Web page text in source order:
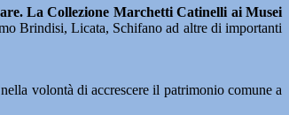
La Collezione Marchetti Catinelli ai Musei
Brindisi, Licata, Schifano ad altre di importanti
volontà di accrescere il patrimonio comune a